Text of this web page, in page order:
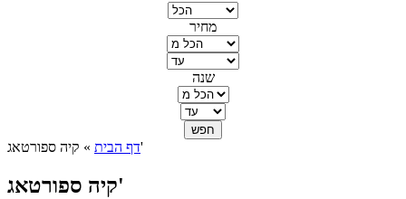
מחיר
שנה
דף הבית» קיה ספורטאג'
קיה ספורטאג'